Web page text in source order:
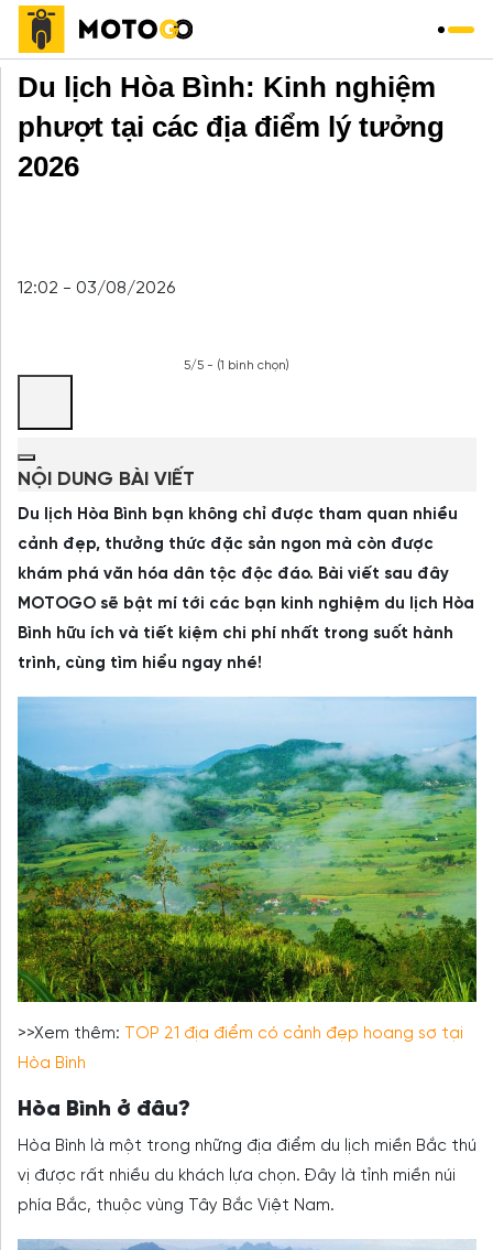
Trang chủ » Du Lịch»
Du lịch Hòa Bình: Kinh nghiệm
phượt tại các địa điểm lý tưởng
2026
12:02 - 03/08/2026
5/5 - (1 bình chọn)
NỘI DUNG BÀI VIẾT
Du lịch Hòa Bình bạn không chỉ được tham quan nhiều
cảnh đẹp, thưởng thức đặc sản ngon mà còn được
khám phá văn hóa dân tộc độc đáo. Bài viết sau đây
MOTOGO sẽ bật mí tới các bạn kinh nghiệm du lịch Hòa
Bình hữu ích và tiết kiệm chi phí nhất trong suốt hành
trình, cùng tìm hiểu ngay nhé!
>>Xem thêm:
TOP 21 địa điểm có cảnh đẹp hoang sơ tại
Hòa Bình
Hòa Bình ở đâu?
Hòa Bình là một trong những địa điểm du lịch miền Bắc thú
vị được rất nhiều du khách lựa chọn. Đây là tỉnh miền núi
phía Bắc, thuộc vùng Tây Bắc Việt Nam.